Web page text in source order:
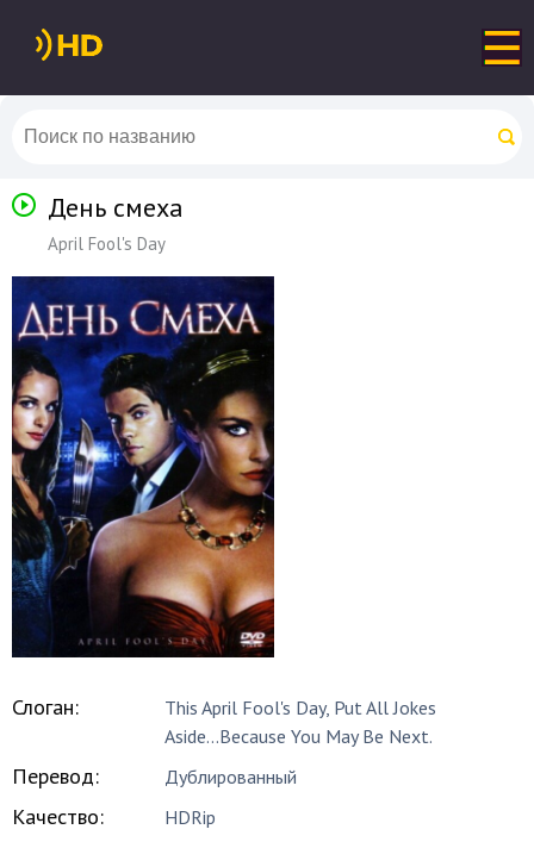
День смеха
April Fool's Day
Слоган:
This April Fool's Day, Put All Jokes
Aside...Because You May Be Next.
Перевод: Дублированный
Качество: HDRip